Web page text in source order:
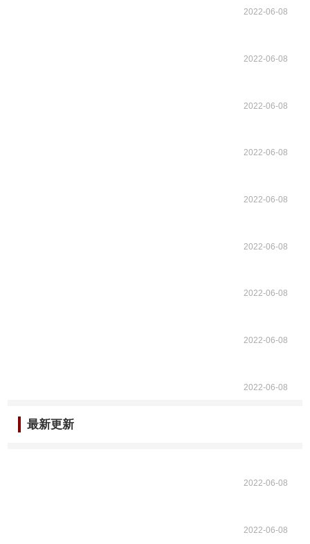
2022-06-08
2022-06-08
2022-06-08
2022-06-08
2022-06-08
2022-06-08
2022-06-08
2022-06-08
2022-06-08
最新更新
2022-06-08
2022-06-08